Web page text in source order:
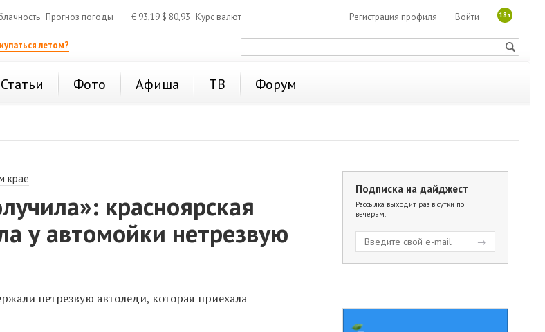
Прогноз погоды € 93,19 $ 80,93 Курс валют 18+
Войти
Регистрация профиля
летом?
Статьи Фото Афиша ТВ Форум
крае
красноярская
у автомойки нетрезвую
нетрезвую автоледи, которая приехала
Подписка на дайджест
Рассылка выходит раз в сутки по
вечерам.